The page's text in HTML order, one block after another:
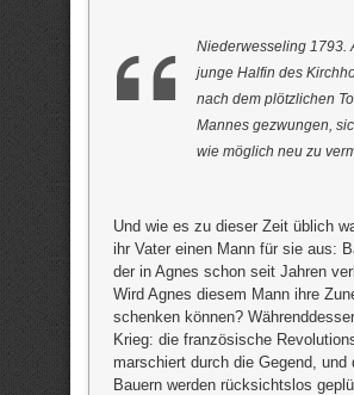
Niederwesseling 1793.
junge Halfin des
nach dem plötzlichen
Mannes gezwungen,
wie möglich neu zu
Und wie es zu dieser Zeit üblich
ihr Vater einen Mann für sie aus:
der in Agnes schon seit Jahren
Wird Agnes diesem Mann ihre
schenken können?
Krieg: die französische
marschiert durch die Gegend, und
Bauern werden rücksichtslos